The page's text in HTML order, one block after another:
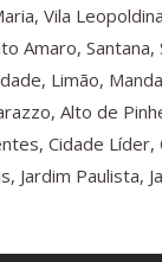
Vila
Amaro,
Limão,
Alto de
Cidade
Jardim Paulista,